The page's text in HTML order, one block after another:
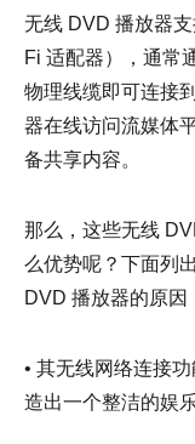
无线 DVD 播放器
Fi 适配器），通常
物理线缆即可连接
器在线访问流媒体
备共享内容。
那么，这些无线
么优势呢？下面列
DVD 播放器的原因
• 其无线网络连接
造出一个整洁的娱乐